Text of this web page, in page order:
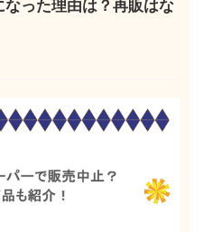
った理由は？再販はな